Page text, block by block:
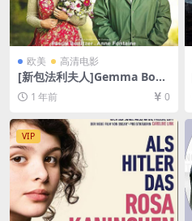
欧美 高清电影
[新包法利夫人]Gemma Bove
ry (2014)[百度网盘+夸克网盘
1080P超清未删减资源][网盘
在线播放/下载][MP4/6.7GB]
[中英字幕]
1 年前 0
VIP